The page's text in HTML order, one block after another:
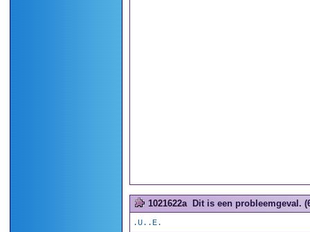
1021622a Dit is een probleemgeval.
.U..E.